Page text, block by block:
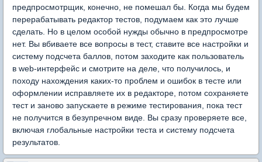
предпросмотрщик, конечно, не помешал бы. Когда мы будем
перерабатывать редактор тестов, подумаем как это лучше
сделать. Но в целом особой нужды обычно в предпросмотре
нет. Вы вбиваете все вопросы в тест, ставите все настройки и
систему подсчета баллов, потом заходите как пользователь
в web-интерфейс и смотрите на деле, что получилось, и
походу нахождения каких-то проблем и ошибок в тесте или
оформлении исправляете их в редакторе, потом сохраняете
тест и заново запускаете в режиме тестирования, пока тест
не получится в безупречном виде. Вы сразу проверяете все,
включая глобальные настройки теста и систему подсчета
результатов.